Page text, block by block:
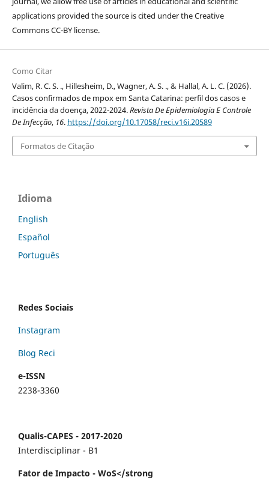
applications provided the source is cited under the Creative
Commons CC-BY license.
Como Citar
Valim, R. C. S. ., Hillesheim, D., Wagner, A. S. ., & Hallal, A. L. C. (2026).
Casos confirmados de mpox em Santa Catarina: perfil dos casos e
incidência da doença, 2022-2024.Revista De Epidemiologia E Controle
De Infecção, 16. https://doi.org/10.17058/reci.v16i.20589
Formatos de Citação
Idioma
English
Español
Português
Redes Sociais
Instagram
Blog Reci
e-ISSN
2238-3360
Qualis-CAPES - 2017-2020
Interdisciplinar - B1
Fator de Impacto - WoS</strong